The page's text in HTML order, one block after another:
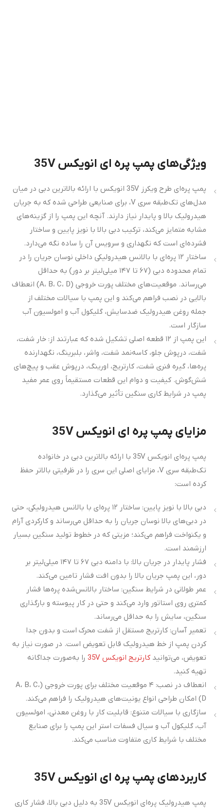
ویژگی‌های پمپ پره ای انویکس 35V
پمپ پره‌ای طرح ویکرز 35V انویکس با ارائه بالاترین دبی در میان
مدل‌های تک‌طبقه سری V، برای صنایعی طراحی شده که به جریان
هیدرولیک بالا و پایدار نیاز دارند. آنچه این پمپ را از گزینه‌های
مشابه متمایز می‌کند، ترکیب دبی بالا با نویز پایین و ساختار
فشرده‌ای است که نگهداری و سرویس آن را ساده نگه می‌دارد.
ساختار ۱۲ پره‌ای با بالانس هیدرولیکی داخلی نوسان جریان را در
تمام محدوده دبی (۶۷ تا ۱۴۷ میلی‌لیتر بر دور) به حداقل
می‌رساند. موقعیت‌های مختلف پورت خروجی (A، B، C، D) انعطاف
بالایی در نصب فراهم می‌کند و این پمپ با سیالات مختلف از
جمله روغن هیدرولیک ضدسایش، گلیکول آب و امولسیون آب
سازگار است.
این پمپ از ۱۲ قطعه اصلی تشکیل شده که عبارتند از: خار شفت،
شفت، درپوش جلو، کاسه‌نمد شفت، واشر، بلبرینگ، نگهدارنده
پره‌ها، گیره فنری شفت، کارتریج، اورینگ، درپوش عقب و پیچ‌های
شش‌گوش. کیفیت و دوام این قطعات مستقیماً روی عمر مفید
پمپ در شرایط کاری سنگین تأثیر می‌گذارد.
مزایای پمپ پره ای انویکس 35V
پمپ پره‌ای انویکس 35V با ارائه بالاترین دبی در خانواده
تک‌طبقه سری V، مزایای اصلی این سری را در ظرفیتی بالاتر حفظ
کرده است:
دبی بالا با نویز پایین: ساختار ۱۲ پره‌ای با بالانس هیدرولیکی، حتی
در دبی‌های بالا نوسان جریان را به حداقل می‌رساند و کارکردی آرام
و یکنواخت فراهم می‌کند؛ مزیتی که در خطوط تولید سنگین بسیار
ارزشمند است.
فشار پایدار در جریان بالا: با دامنه دبی ۶۷ تا ۱۴۷ میلی‌لیتر بر
دور، این پمپ جریان بالا را بدون افت فشار تامین می‌کند.
عمر طولانی در شرایط سنگین: ساختار بالانس‌شده پره‌ها فشار
کمتری روی استاتور وارد می‌کند و حتی در کار پیوسته و بارگذاری
سنگین، سایش را به حداقل می‌رساند.
تعمیر آسان: کارتریج مستقل از شفت محرک است و بدون جدا
کردن پمپ از خط هیدرولیک قابل تعویض است. در صورت نیاز به
تعویض، می‌توانید کارتریج انویکس 35V
را به‌صورت جداگانه
تهیه کنید.
انعطاف در نصب: ۴ موقعیت مختلف برای پورت خروجی (A، B، C،
D) امکان طراحی انواع یونیت‌های هیدرولیک را فراهم می‌کند.
سازگاری با سیالات متنوع: قابلیت کار با روغن معدنی، امولسیون
آب، گلیکول آب و سیال فسفات استر این پمپ را برای صنایع
مختلف با شرایط کاری متفاوت مناسب می‌کند.
کاربردهای پمپ پره ای انویکس 35V
پمپ هیدرولیک پره‌ای انویکس 35V به دلیل دبی بالا، فشار کاری